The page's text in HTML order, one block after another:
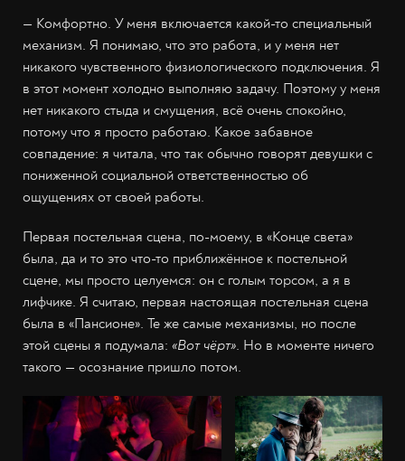
— Комфортно. У меня включается какой-то специальный
механизм. Я понимаю, что это работа, и у меня нет
никакого чувственного физиологического подключения. Я
в этот момент холодно выполняю задачу. Поэтому у меня
нет никакого стыда и смущения, всё очень спокойно,
потому что я просто работаю. Какое забавное
совпадение: я читала, что так обычно говорят девушки с
пониженной социальной ответственностью об
ощущениях от своей работы.
Первая постельная сцена, по-моему, в «Конце света»
была, да и то это что-то приближённое к постельной
сцене, мы просто целуемся: он с голым торсом, а я в
лифчике. Я считаю, первая настоящая постельная сцена
была в «Пансионе». Те же самые механизмы, но после
этой сцены я подумала: «Вот чёрт». Но в моменте ничего
такого — осознание пришло потом.